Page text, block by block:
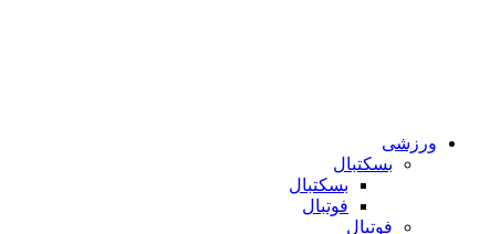
ورزشی
بسکتبال
بسکتبال
فوتبال
فوتبال